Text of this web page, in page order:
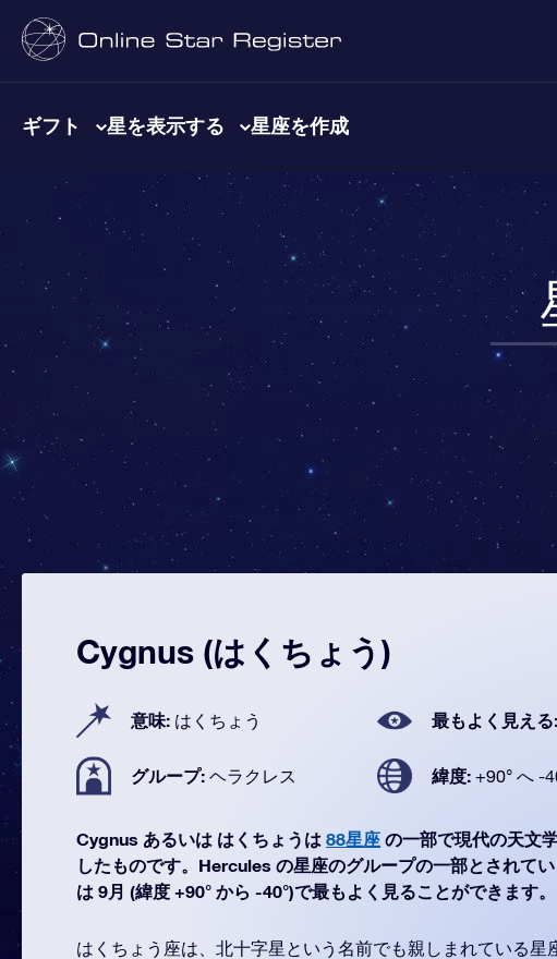
ギフト 星を表示する 星座を作成
Cygnus (はくちょう)
意味: はくちょう 最もよく見える:
グループ: ヘラクレス 緯度: +90° へ -
Cygnus あるいは はくちょうは 88星座 の一部で現代の天文
したものです。Hercules の星座のグループの一部とされて
は 9月 (緯度 +90° から -40°)で最もよく見ることができます。
はくちょう座は、北十字星という名前でも親しまれている星